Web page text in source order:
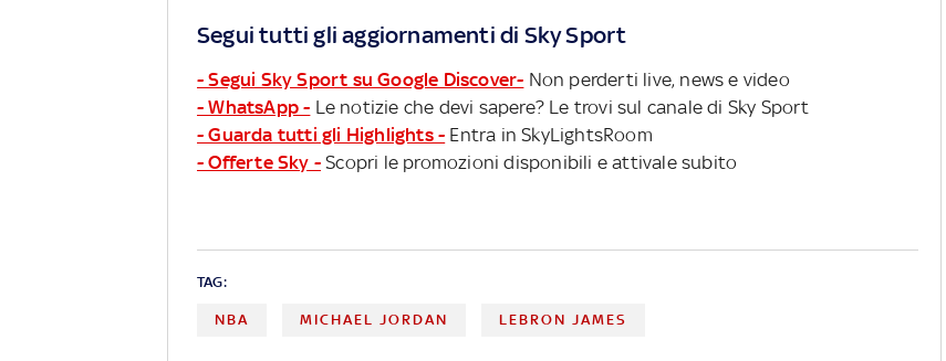
suoi calcoli
Segui tutti gli aggiornamenti di Sky Sport
- Segui Sky Sport su Google Discover- Non perderti live, news e video
- WhatsApp - Le notizie che devi sapere? Le trovi sul canale di Sky Sport
- Guarda tutti gli Highlights - Entra in SkyLightsRoom
- Offerte Sky - Scopri le promozioni disponibili e attivale subito
TAG:
NBA MICHAEL JORDAN LEBRON JAMES